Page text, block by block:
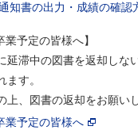
知書の出力・成績の確認
業予定の皆様へ】
延滞中の図書を返却しな
す。
上、図書の返却をお願い
業予定の皆様へ